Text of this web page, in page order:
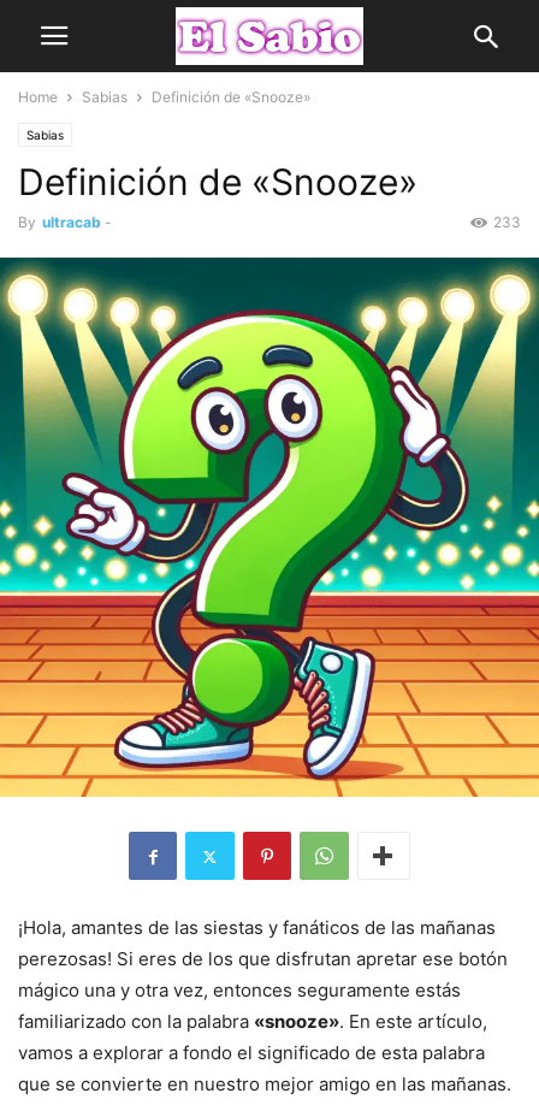
Home Sabias Definición de «Snooze»
Sabias
Definición de «Snooze»
By ultracab - 233
¡Hola, amantes de las siestas y fanáticos de las mañanas
perezosas! Si eres de los que disfrutan apretar ese botón
mágico una y otra vez, entonces seguramente estás
familiarizado con la palabra «snooze». En este artículo,
vamos a explorar a fondo el significado de esta palabra
que se convierte en nuestro mejor amigo en las mañanas.